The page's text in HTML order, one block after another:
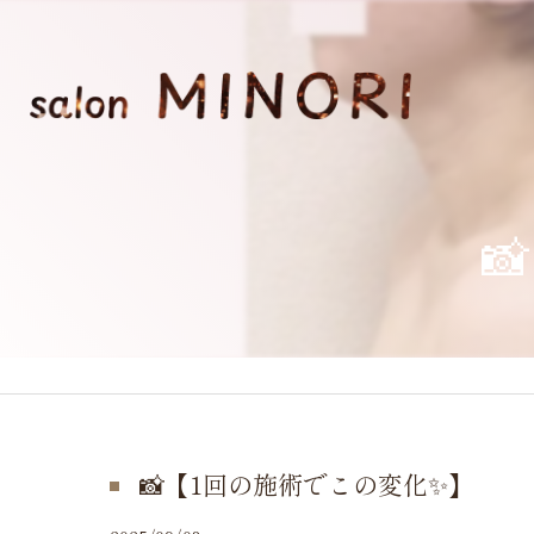
📸【1回の施術でこの変化✨】